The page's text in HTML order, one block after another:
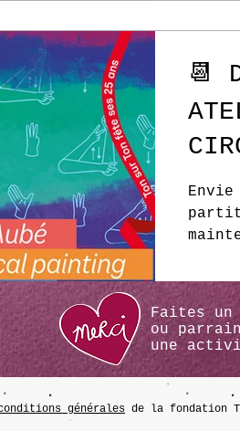
📆
sur
des
réel.
Faites un
ou
une
générales de la fondation